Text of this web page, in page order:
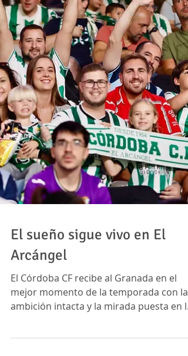
División. Los andaluces llegaban con las
tareas hechas, mientras que los
manchegos también llegaban ya con la
clasificación para el play-off aseg
Arcángel